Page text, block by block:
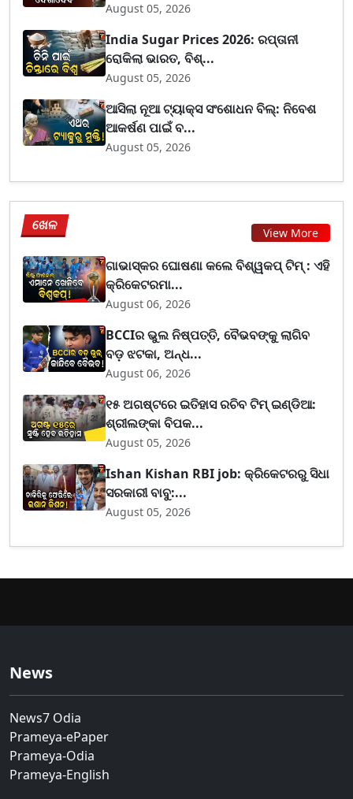
August 05, 2026
India Sugar Prices 2026: ରପ୍ତାନୀ
ରୋକିଲା ଭାରତ, ବିଶ୍...
August 05, 2026
ଆସିଲା ନୂଆ ଟ୍ୟାକ୍ସ ସଂଶୋଧନ ବିଲ୍: ନିବେଶ
ଆକର୍ଷଣ ପାଇଁ ବ...
August 05, 2026
ଖେଳ View More
ଗାଭାସ୍କର ଘୋଷଣା କଲେ ବିଶ୍ୱକପ୍ ଟିମ୍ : ଏହି
କ୍ରିକେଟରମା...
August 06, 2026
BCCIର ଭୁଲ ନିଷ୍ପତ୍ତି, ବୈଭବଙ୍କୁ ଲାଗିବ
ବଡ଼ ଝଟକା, ଅନ୍ଧ...
August 06, 2026
୧୫ ଅଗଷ୍ଟରେ ଇତିହାସ ରଚିବ ଟିମ୍ ଇଣ୍ଡିଆ:
ଶ୍ରୀଲଙ୍କା ବିପକ...
August 05, 2026
Ishan Kishan RBI job: କ୍ରିକେଟରରୁ ସିଧା
ସରକାରୀ ବାବୁ:...
August 05, 2026
News
News7 Odia
Prameya-ePaper
Prameya-Odia
Prameya-English